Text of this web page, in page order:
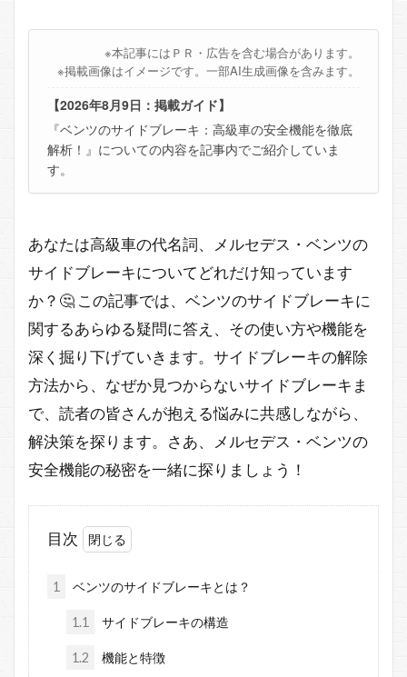
※本記事にはＰＲ・広告を含む場合があります。
※掲載画像はイメージです。一部AI生成画像を含みます。
【2026年8月9日：掲載ガイド】
『ベンツのサイドブレーキ：高級車の安全機能を徹底
解析！』についての内容を記事内でご紹介していま
す。
あなたは高級車の代名詞、メルセデス・ベンツの
サイドブレーキについてどれだけ知っています
か？🤔 この記事では、ベンツのサイドブレーキに
関するあらゆる疑問に答え、その使い方や機能を
深く掘り下げていきます。サイドブレーキの解除
方法から、なぜか見つからないサイドブレーキま
で、読者の皆さんが抱える悩みに共感しながら、
解決策を探ります。さあ、メルセデス・ベンツの
安全機能の秘密を一緒に探りましょう！
目次
1 ベンツのサイドブレーキとは？
1.1 サイドブレーキの構造
1.2 機能と特徴